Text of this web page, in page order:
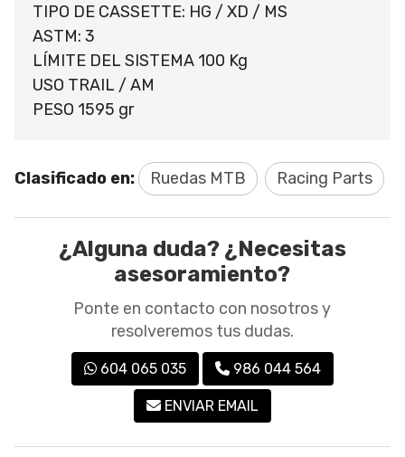
TIPO DE CASSETTE: HG / XD / MS
ASTM: 3
LÍMITE DEL SISTEMA 100 Kg
USO TRAIL / AM
PESO 1595 gr
Clasificado en: Ruedas MTB Racing Parts
¿Alguna duda? ¿Necesitas
asesoramiento?
Ponte en contacto con nosotros y
resolveremos tus dudas.
604 065 035 986 044 564
ENVIAR EMAIL